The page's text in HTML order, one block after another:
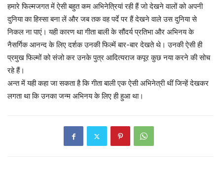
हमारे फिल्मजगत में ऐसी बहुत कम अभिनेत्रियां रही हैं जो देखने वालों को अपनी
दुनिया का हिस्सा बना लें और जब तक वह पर्दे पर हैं देखने वाले उस दुनिया से
निकल ना पाएं। यही कारण था गीता बाली के सौंदर्य प्रतिभा और अभिनय के
नैसर्गिक आनन्द के लिए दर्शक उनकी फिल्में बार-बार देखते थे। उनकी ऐसी ही
प्रमुख फिल्मों को संजो कर उनके पुत्र आदित्यराज कपूर कुछ नया करने की सोच
रहे हैं।
अन्त में यही कहा जा सकता है कि गीता बाली एक ऐसी अभिनेत्री थीं जिन्हें देखकर
लगता था कि उनका जन्म अभिनय के लिए ही हुआ था।